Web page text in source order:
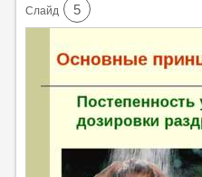
Cлайд 5